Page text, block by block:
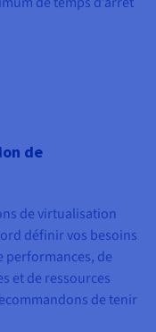
de
de virtualisation
définir vos besoins
performances, de
et de ressources
de tenir